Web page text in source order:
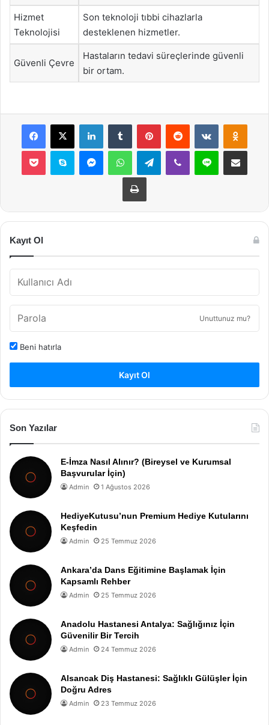
Hizmet
Teknolojisi
Son teknoloji tıbbi cihazlarla
desteklenen hizmetler.
Güvenli Çevre
Hastaların tedavi süreçlerinde güvenli
bir ortam.
Facebook
X LinkedInTumblr PinterestReddit VKontakte
Pocket Skype MessengerWhatsAppTelegramViber Line E-Posta ile
Yazdır
Kayıt Ol
Unuttunuz mu?
Beni hatırla
Kayıt Ol
Son Yazılar
E-İmza Nasıl Alınır? (Bireysel ve Kurumsal
Başvurular İçin)
Admin 1 Ağustos 2026
HediyeKutusu’nun Premium Hediye Kutularını
Keşfedin
Admin 25 Temmuz 2026
Ankara’da Dans Eğitimine Başlamak İçin
Kapsamlı Rehber
Admin 25 Temmuz 2026
Anadolu Hastanesi Antalya: Sağlığınız İçin
Güvenilir Bir Tercih
Admin 24 Temmuz 2026
Alsancak Diş Hastanesi: Sağlıklı Gülüşler İçin
Doğru Adres
Admin 23 Temmuz 2026